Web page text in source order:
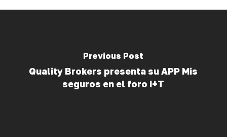
Previous Post
Quality Brokers presenta su APP Mis
seguros en el foro I+T